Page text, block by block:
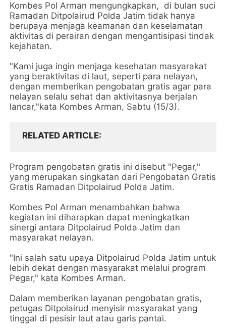
Kombes Pol Arman mengungkapkan, di bulan suci
Ramadan Ditpolairud Polda Jatim tidak hanya
berupaya menjaga keamanan dan keselamatan
aktivitas di perairan dengan mengantisipasi tindak
kejahatan.
"Kami juga ingin menjaga kesehatan masyarakat
yang beraktivitas di laut, seperti para nelayan,
dengan memberikan pengobatan gratis agar para
nelayan selalu sehat dan aktivitasnya berjalan
lancar,"kata Kombes Arman, Sabtu (15/3).
RELATED ARTICLE
Program pengobatan gratis ini disebut "Pegar,"
yang merupakan singkatan dari Pengobatan Gratis
Gratis Ramadan Ditpolairud Polda Jatim.
Kombes Pol Arman menambahkan bahwa
kegiatan ini diharapkan dapat meningkatkan
sinergi antara Ditpolairud Polda Jatim dan
masyarakat nelayan.
"Ini salah satu upaya Ditpolairud Polda Jatim untuk
lebih dekat dengan masyarakat melalui program
Pegar," kata Kombes Arman.
Dalam memberikan layanan pengobatan gratis,
petugas Ditpolairud menyisir masyarakat yang
tinggal di pesisir laut atau garis pantai.